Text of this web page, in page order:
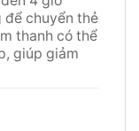
để chuyển thẻ
thanh có thể
giúp giảm